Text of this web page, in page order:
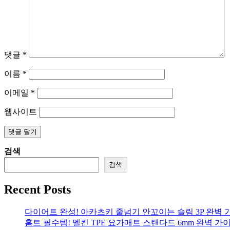
댓글 *
이름 *
이메일 *
웹사이트
검색
검색
Recent Posts
다이어트 완성! 아카츠키 줄넘기 안꼬이는 슬림 3P 완벽
홈트 필수템! 멜킨 TPE 요가매트 스탠다드 6mm 완벽 가